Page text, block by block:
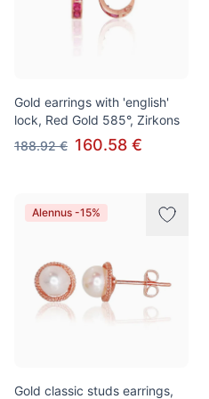
Gold earrings with 'english'
lock, Red Gold 585°, Zirkons
188.92 € 160.58 €
Alennus -15%
Gold classic studs earrings,